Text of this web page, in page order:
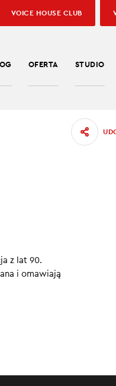
OFERTA STUDIO
VOICE HOUSE CLUB
opłacalny?
z lat 90.
i omawiają